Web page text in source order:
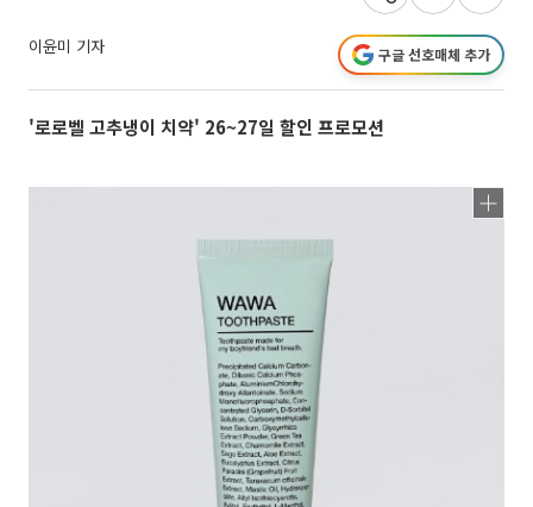
이윤미 기자 구글 선호매체 추가
'로로벨 고추냉이 치약' 26~27일 할인 프로모션